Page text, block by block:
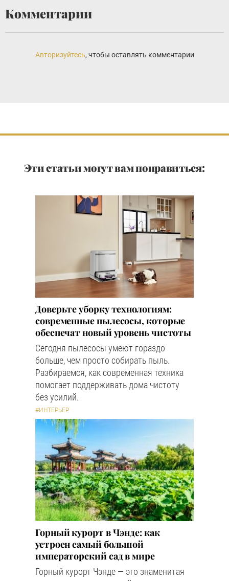
Комментарии
Авторизуйтесь, чтобы оставлять комментарии
Эти статьи могут вам понравиться:
Доверьте уборку технологиям:
современные пылесосы, которые
обеспечат новый уровень чистоты
Сегодня пылесосы умеют гораздо
больше, чем просто собирать пыль.
Разбираемся, как современная техника
помогает поддерживать дома чистоту
без усилий.
#ИНТЕРЬЕР
Горный курорт в Чэнде: как
устроен самый большой
императорский сад в мире
Горный курорт Чэнде — это знаменитая